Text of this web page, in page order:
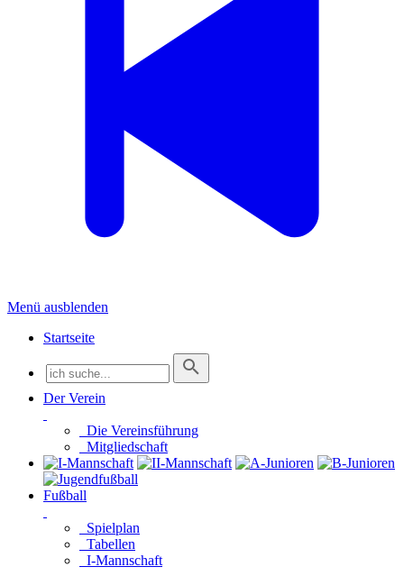
Menü ausblenden
Startseite
Der Verein
Die Vereinsführung
Mitgliedschaft
Fußball
Spielplan
Tabellen
I-Mannschaft